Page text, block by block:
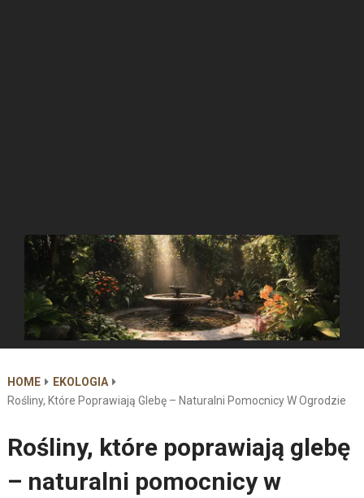
HOME
EKOLOGIA
Rośliny, Które Poprawiają Glebę – Naturalni Pomocnicy W Ogrodzie
Rośliny, które poprawiają glebę
– naturalni pomocnicy w